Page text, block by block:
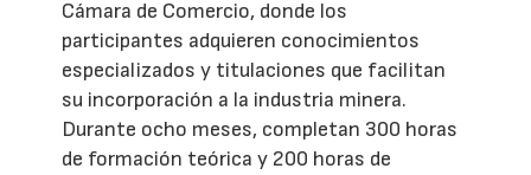
Cámara de Comercio, donde los
participantes adquieren conocimientos
especializados y titulaciones que facilitan
su incorporación a la industria minera.
Durante ocho meses, completan 300 horas
de formación teórica y 200 horas de